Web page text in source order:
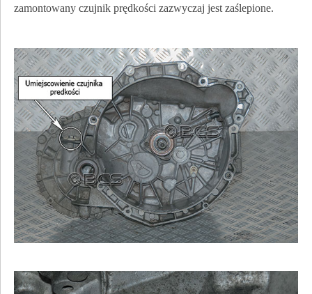
zamontowany czujnik prędkości zazwyczaj jest zaślepione.